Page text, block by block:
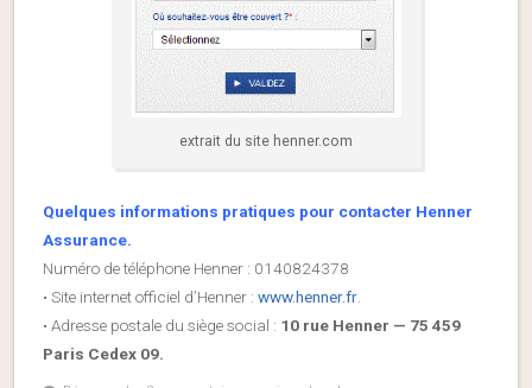
extrait du site henner.com
Quelques informations pratiques pour contacter Henner
Assurance.
Numéro de téléphone Henner : 0140824378
• Site internet officiel d’Henner : www.henner.fr.
• Adresse postale du siège social : 10 rue Henner — 75 459
Paris Cedex 09.